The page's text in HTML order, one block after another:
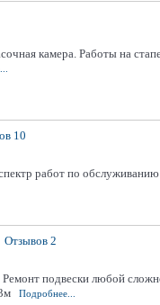
камера. Работы на
10
работ по
Отзывов 2
подвески любой
Подробнее...